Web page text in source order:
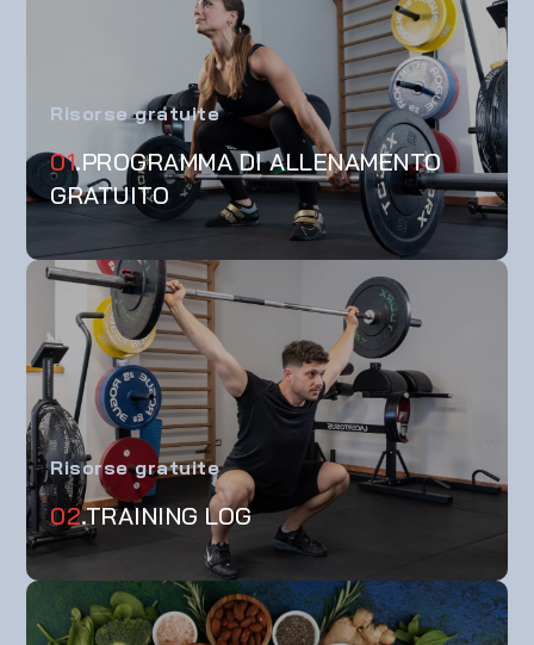
Risorse gratuite
01.PROGRAMMA DI ALLENAMENTO
GRATUITO
Risorse gratuite
02.TRAINING LOG